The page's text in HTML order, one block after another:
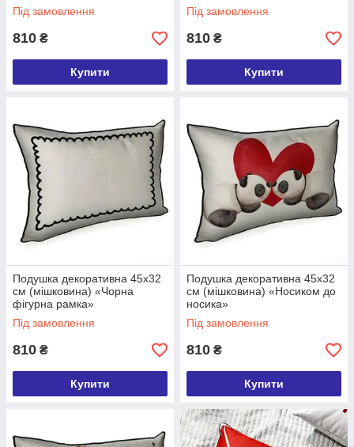
Під замовлення
810 ₴
Купити
Під замовлення
810 ₴
Купити
Подушка декоративна 45х32
см (мішковина) «Чорна
фігурна рамка»
Під замовлення
810 ₴
Купити
Подушка декоративна 45х32
см (мішковина) «Носиком до
носика»
Під замовлення
810 ₴
Купити